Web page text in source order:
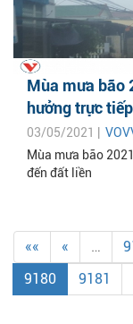
Mùa mưa bão
hưởng trực
03/05/2021 |
Mùa mưa bão
đến đất liền
«« « …
9180
9181